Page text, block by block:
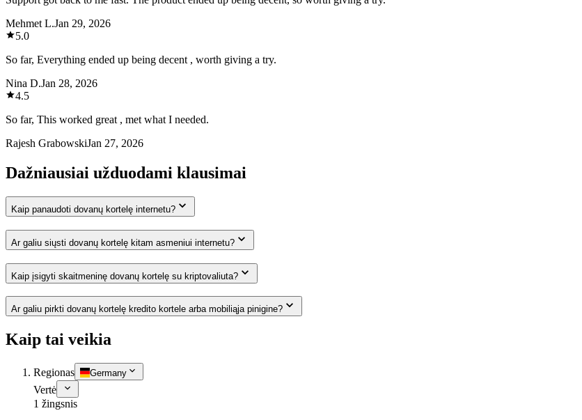
Mehmet L.Jan 29, 2026
5.0
So far, Everything ended up being decent , worth giving a try.
Nina D.Jan 28, 2026
4.5
So far, This worked great , met what I needed.
Rajesh GrabowskiJan 27, 2026
Dažniausiai užduodami klausimai
Kaip panaudoti dovanų kortelę internetu?
Ar galiu siųsti dovanų kortelę kitam asmeniui internetu?
Kaip įsigyti skaitmeninę dovanų kortelę su kriptovaliuta?
Ar galiu pirkti dovanų kortelę kredito kortele arba mobiliąja pinigine?
Kaip tai veikia
Regionas Germany
Vertė
1 žingsnis